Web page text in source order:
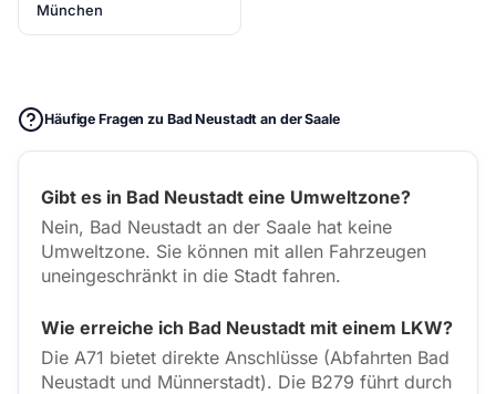
München
Häufige Fragen zu Bad Neustadt an der Saale
Gibt es in Bad Neustadt eine Umweltzone?
Nein, Bad Neustadt an der Saale hat keine
Umweltzone. Sie können mit allen Fahrzeugen
uneingeschränkt in die Stadt fahren.
Wie erreiche ich Bad Neustadt mit einem LKW?
Die A71 bietet direkte Anschlüsse (Abfahrten Bad
Neustadt und Münnerstadt). Die B279 führt durch